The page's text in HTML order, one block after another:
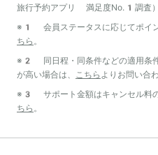
旅行予約アプリ 満足度No.1調査）
※1 会員ステータスに応じてポイン
ちら 。
※2 同日程・同条件などの適用条件
が高い場合は、 こちら よりお問い合
※3 サポート金額はキャンセル料
ちら 。